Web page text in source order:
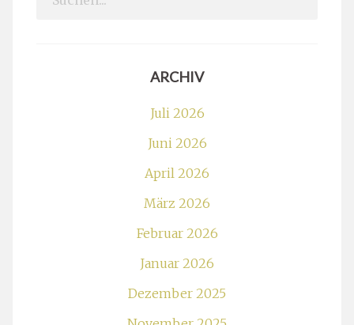
ARCHIV
Juli 2026
Juni 2026
April 2026
März 2026
Februar 2026
Januar 2026
Dezember 2025